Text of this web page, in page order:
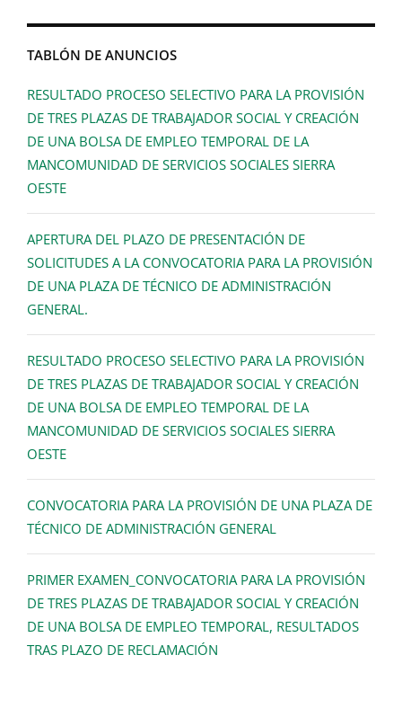
TABLÓN DE ANUNCIOS
RESULTADO PROCESO SELECTIVO PARA LA PROVISIÓN
DE TRES PLAZAS DE TRABAJADOR SOCIAL Y CREACIÓN
DE UNA BOLSA DE EMPLEO TEMPORAL DE LA
MANCOMUNIDAD DE SERVICIOS SOCIALES SIERRA
OESTE
APERTURA DEL PLAZO DE PRESENTACIÓN DE
SOLICITUDES A LA CONVOCATORIA PARA LA PROVISIÓN
DE UNA PLAZA DE TÉCNICO DE ADMINISTRACIÓN
GENERAL.
RESULTADO PROCESO SELECTIVO PARA LA PROVISIÓN
DE TRES PLAZAS DE TRABAJADOR SOCIAL Y CREACIÓN
DE UNA BOLSA DE EMPLEO TEMPORAL DE LA
MANCOMUNIDAD DE SERVICIOS SOCIALES SIERRA
OESTE
CONVOCATORIA PARA LA PROVISIÓN DE UNA PLAZA DE
TÉCNICO DE ADMINISTRACIÓN GENERAL
PRIMER EXAMEN_CONVOCATORIA PARA LA PROVISIÓN
DE TRES PLAZAS DE TRABAJADOR SOCIAL Y CREACIÓN
DE UNA BOLSA DE EMPLEO TEMPORAL, RESULTADOS
TRAS PLAZO DE RECLAMACIÓN